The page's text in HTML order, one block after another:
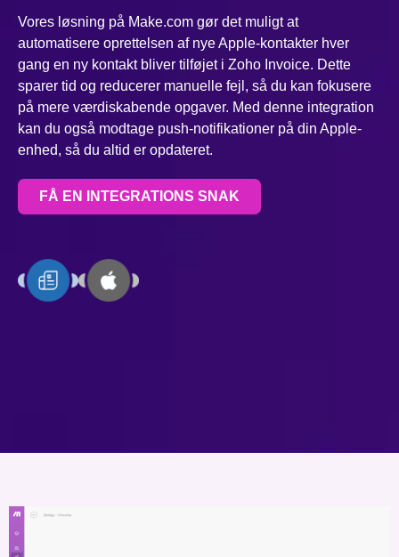
Vores løsning på Make.com gør det muligt at
automatisere oprettelsen af nye Apple-kontakter hver
gang en ny kontakt bliver tilføjet i Zoho Invoice. Dette
sparer tid og reducerer manuelle fejl, så du kan fokusere
på mere værdiskabende opgaver. Med denne integration
kan du også modtage push-notifikationer på din Apple-
enhed, så du altid er opdateret.
FÅ EN INTEGRATIONS SNAK